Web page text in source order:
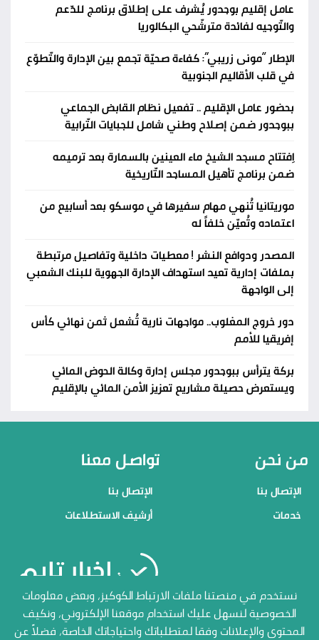
عامل إقليم بوجدور يُشرف على إطلاق برنامج للدّعم
والتّوجيه لفائدة مترشّحي البكالوريا
الإطار “مونى زريبي”: كفاءة صحيّة تجمع بين الإدارة والتّطوّع
في قلب الأقاليم الجنوبية
بحضور عامل الإقليم .. تفعيل نظام القابض الجماعي
ببوجدور ضمن إصلاح وطني شامل للجبايات التّرابية
اِفتتاح مسجد الشيخ ماء العينين بالسمارة بعد ترميمه
ضمن برنامج تأهيل المساجد التّاريخية
موريتانيا تُنهي مهام سفيرها في موسكو بعد أسابيع من
اعتماده وتُعيّن خلفاً له
المصدر ودوافع النشر ! معطيات داخلية وتفاصيل مرتبطة
بملفات إدارية تعيد استهداف الإدارة الجهوية للبنك الشعبي
إلى الواجهة
دور خروج المغلوب.. مواجهات نارية تُشعل ثمن نهائي كأس
إفريقيا للأمم
بركة يترأس ببوجدور مجلس إدارة وكالة الحوض المائي
ويستعرض حصيلة مشاريع تعزيز الأمن المائي بالإقليم
من نحن
الإتصال بنا
خدمات
تواصل معنا
الإتصال بنا
أرشيف الاستطلاعات
منصاتنا
الإتصال بنا
نستخدم في منصتنا ملفات الارتباط الكوكيز، وبعض معلومات
الخصوصية لنسهل عليك استخدام موقعنا الإلكتروني، ونكيف
المحتوى والإعلانات وفقا لمتطلباتك واحتياجاتك الخاصة، فضلاً عن